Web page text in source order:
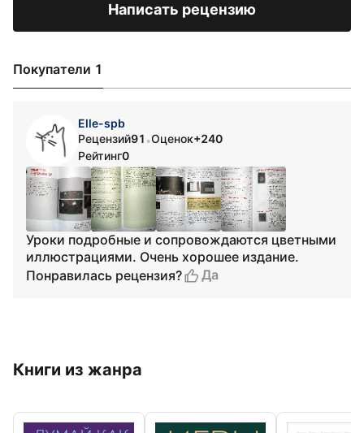
Написать рецензию
Покупатели 1
Elle-spb
Рецензий91 •Оценок+240
Рейтинг0
Уроки подробные и сопровождаются цветными
иллюстрациями. Очень хорошее издание.
Понравилась рецензия?
Да
Книги из жанра